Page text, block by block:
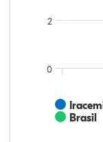
Brasil
0
2